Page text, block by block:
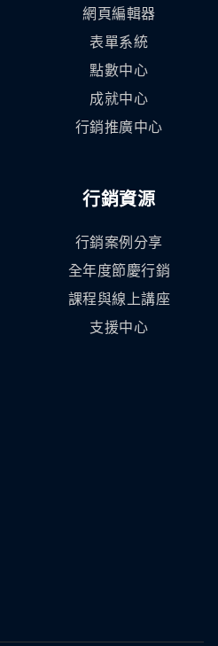
網頁編輯器
表單系統
點數中心
成就中心
行銷推廣中心
行銷資源
行銷案例分享
全年度節慶行銷
課程與線上講座
支援中心